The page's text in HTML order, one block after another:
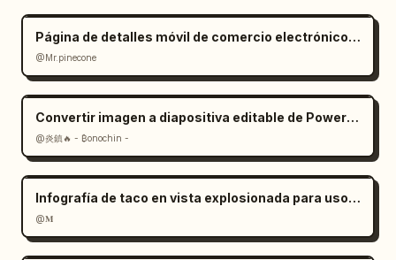
Página de detalles móvil de comercio electrónico para silla de oficina ergonómica
@Mr.pinecone
Convertir imagen a diapositiva editable de PowerPoint: Prompt
@炎鎮🔥 - ₿onochin -
Infografía de taco en vista explosionada para uso comercial
@𝐌